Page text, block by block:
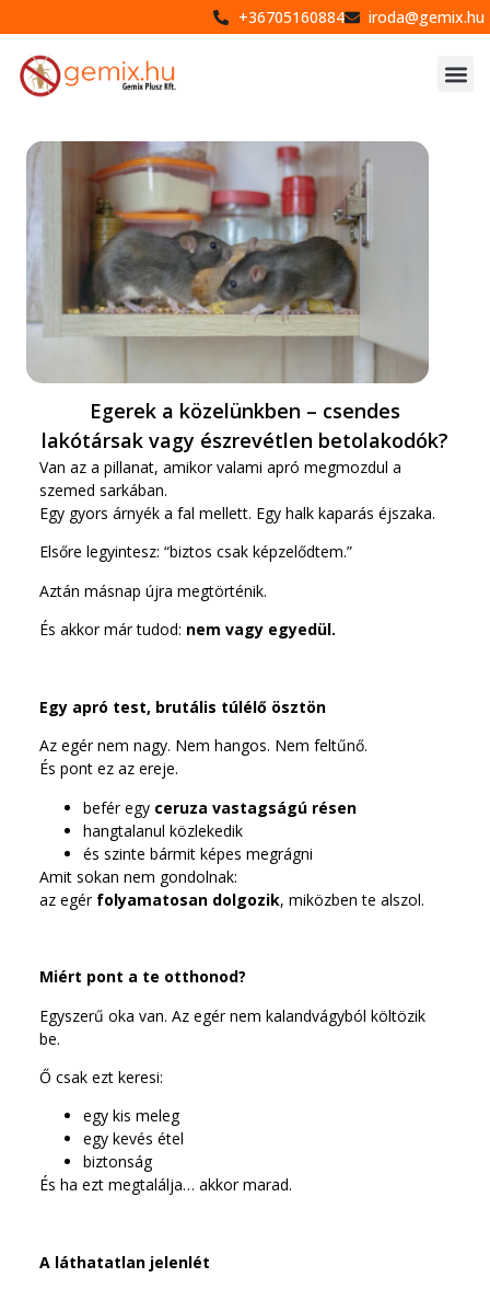
+36705160884 iroda@gemix.hu
Egerek a közelünkben – csendes
lakótársak vagy észrevétlen betolakodók?
Van az a pillanat, amikor valami apró megmozdul a
szemed sarkában.
Egy gyors árnyék a fal mellett. Egy halk kaparás éjszaka.
Elsőre legyintesz: “biztos csak képzelődtem.”
Aztán másnap újra megtörténik.
És akkor már tudod: nem vagy egyedül.
Egy apró test, brutális túlélő ösztön
Az egér nem nagy. Nem hangos. Nem feltűnő.
És pont ez az ereje.
befér egy ceruza vastagságú résen
hangtalanul közlekedik
és szinte bármit képes megrágni
Amit sokan nem gondolnak:
az egér folyamatosan dolgozik, miközben te alszol.
Miért pont a te otthonod?
Egyszerű oka van. Az egér nem kalandvágyból költözik
be.
Ő csak ezt keresi:
egy kis meleg
egy kevés étel
biztonság
És ha ezt megtalálja… akkor marad.
A láthatatlan jelenlét